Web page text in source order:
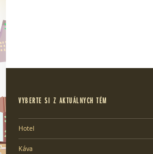
VYBERTE SI Z AKTUÁLNYCH TÉM
Hotel
Káva